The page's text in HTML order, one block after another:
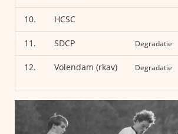
10. HCSC
11. SDCP Degradatie
12. Volendam (rkav) Degradatie